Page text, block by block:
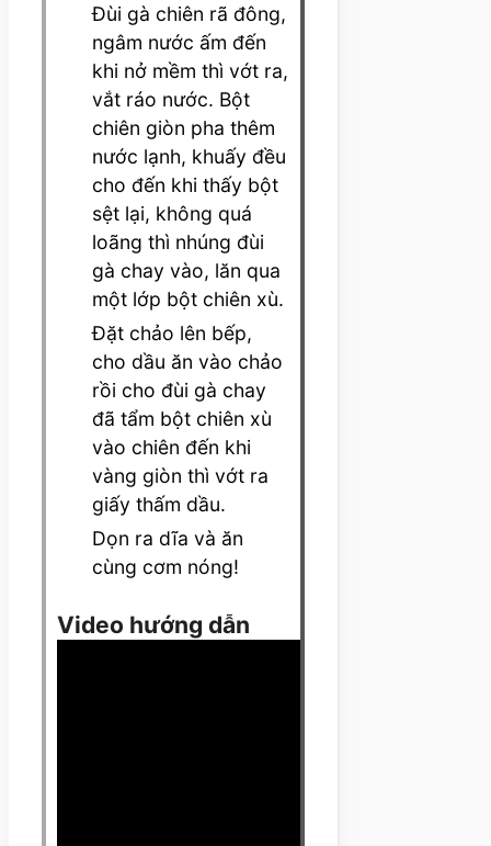
Đùi gà chiên rã đông,
ngâm nước ấm đến
khi nở mềm thì vớt ra,
vắt ráo nước. Bột
chiên giòn pha thêm
nước lạnh, khuấy đều
cho đến khi thấy bột
sệt lại, không quá
loãng thì nhúng đùi
gà chay vào, lăn qua
một lớp bột chiên xù.
Đặt chảo lên bếp,
cho dầu ăn vào chảo
rồi cho đùi gà chay
đã tẩm bột chiên xù
vào chiên đến khi
vàng giòn thì vớt ra
giấy thấm dầu.
Dọn ra dĩa và ăn
cùng cơm nóng!
Video hướng dẫn